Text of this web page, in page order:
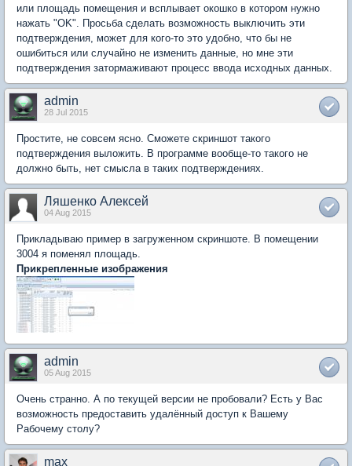
или площадь помещения и всплывает окошко в котором нужно
нажать "OK". Просьба сделать возможность выключить эти
подтверждения, может для кого-то это удобно, что бы не
ошибиться или случайно не изменить данные, но мне эти
подтверждения затормаживают процесс ввода исходных данных.
admin
28 Jul 2015
Простите, не совсем ясно. Сможете скриншот такого
подтверждения выложить. В программе вообще-то такого не
должно быть, нет смысла в таких подтверждениях.
Ляшенко Алексей
04 Aug 2015
Прикладываю пример в загруженном скриншоте. В помещении
3004 я поменял площадь.
Прикрепленные изображения
admin
05 Aug 2015
Очень странно. А по текущей версии не пробовали? Есть у Вас
возможность предоставить удалённый доступ к Вашему
Рабочему столу?
max